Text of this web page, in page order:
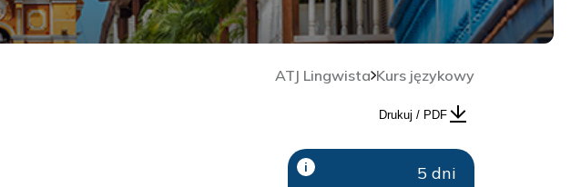
ATJ Lingwista Kurs językowy
Drukuj / PDF
5 dni
i